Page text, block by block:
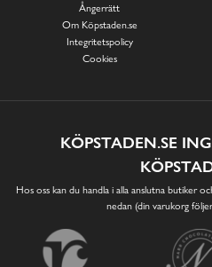
Ångerrätt
Om Köpstaden.se
Integritetspolicy
Cookies
KÖPSTADEN.SE
Hos oss kan du handla i alla anslutna butiker
nedan (din varukorg